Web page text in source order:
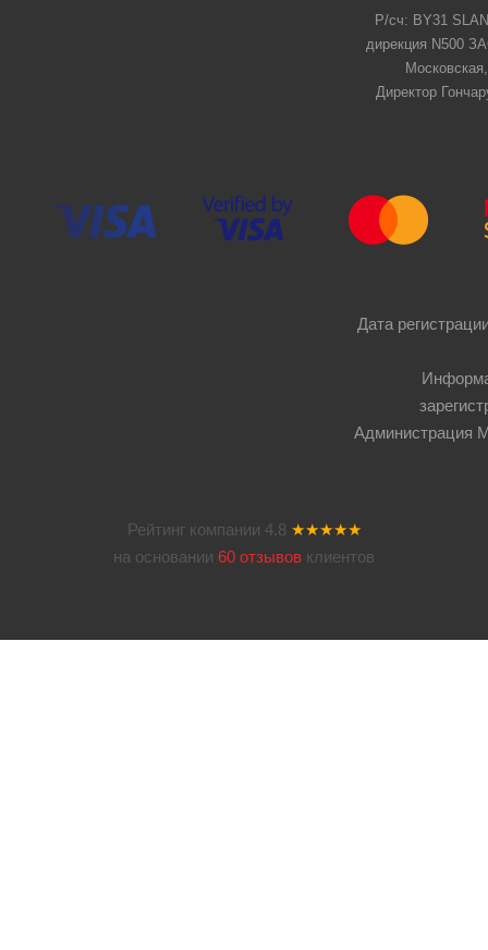
Р/сч: BY31
дирекция N500
Директор
Дата
Администрация
Рейтинг компании 4.8 ★★★★★
на основании 60 отзывов клиентов